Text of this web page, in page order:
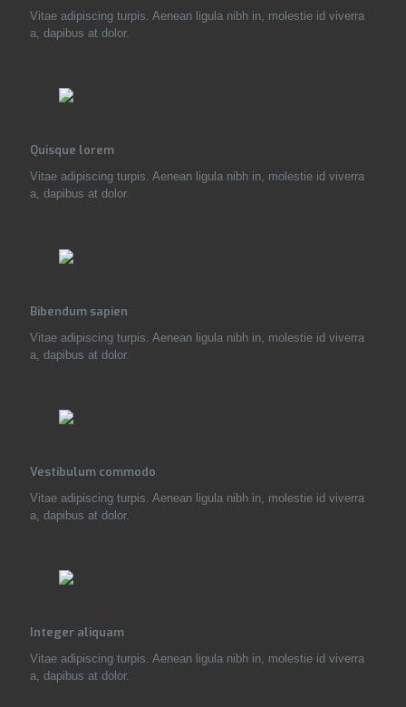
Vitae adipiscing turpis. Aenean ligula nibh in, molestie id viverra
a, dapibus at dolor.
Quisque lorem
Vitae adipiscing turpis. Aenean ligula nibh in, molestie id viverra
a, dapibus at dolor.
Bibendum sapien
Vitae adipiscing turpis. Aenean ligula nibh in, molestie id viverra
a, dapibus at dolor.
Vestibulum commodo
Vitae adipiscing turpis. Aenean ligula nibh in, molestie id viverra
a, dapibus at dolor.
Integer aliquam
Vitae adipiscing turpis. Aenean ligula nibh in, molestie id viverra
a, dapibus at dolor.